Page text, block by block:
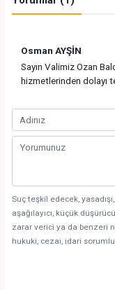
Osman AYŞİN
Sayın Valimiz Ozan
hizmetlerinden dolayı
Suç teşkil edecek,
aşağılayıcı, küçük
zarar verici ya da benzeri
hukuki, cezai, idari